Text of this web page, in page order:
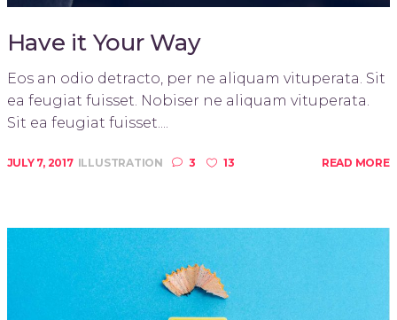
Have it Your Way
Eos an odio detracto, per ne aliquam vituperata. Sit
ea feugiat fuisset. Nobiser ne aliquam vituperata.
Sit ea feugiat fuisset....
JULY 7, 2017 ILLUSTRATION 3 13 READ MORE